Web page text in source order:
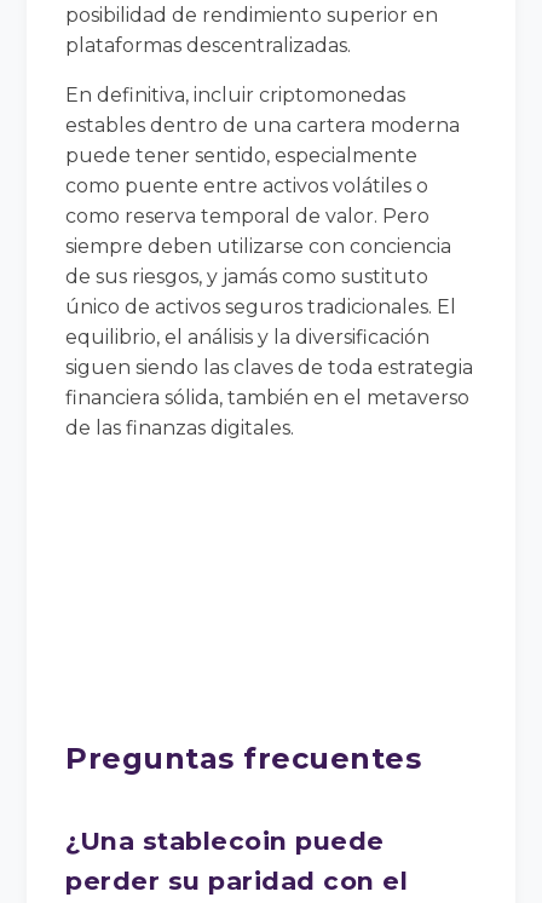
posibilidad de rendimiento superior en
plataformas descentralizadas.
En definitiva, incluir criptomonedas
estables dentro de una cartera moderna
puede tener sentido, especialmente
como puente entre activos volátiles o
como reserva temporal de valor. Pero
siempre deben utilizarse con conciencia
de sus riesgos, y jamás como sustituto
único de activos seguros tradicionales. El
equilibrio, el análisis y la diversificación
siguen siendo las claves de toda estrategia
financiera sólida, también en el metaverso
de las finanzas digitales.
Preguntas frecuentes
¿Una stablecoin puede
perder su paridad con el